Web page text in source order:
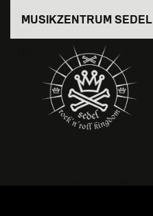
Inhalt
MUSIKZENTRUM SEDEL